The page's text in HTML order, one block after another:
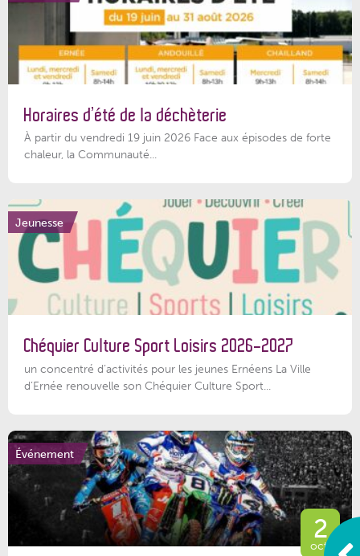
Horaires d’été de la déchèterie
À partir du vendredi 19 juin 2026 Face aux épisodes de forte
chaleur, la Communauté...
Jeunesse
Chéquier Culture Sport Loisirs 2026-2027
un concentré d’activités pour les jeunes Ernéens La Ville
d’Ernée renouvelle son Chéquier Culture Sport...
Événement
2
oct.